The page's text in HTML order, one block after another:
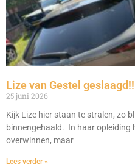
Lize van Gestel
25 juni 2026
Kijk Lize hier staan te stralen, zo
binnengehaald. In haar opleiding
overwinnen, maar
Lees verder »